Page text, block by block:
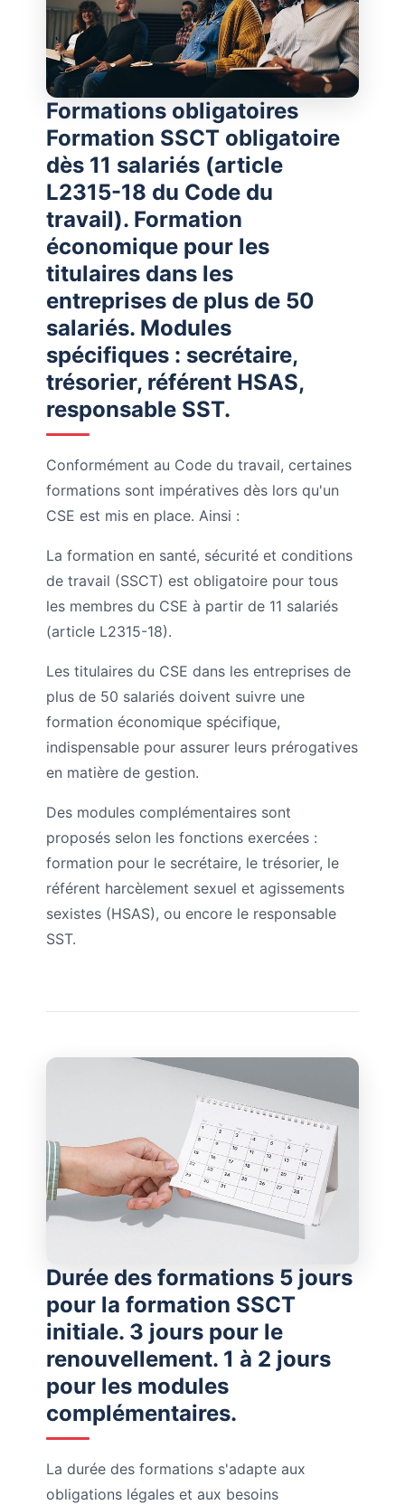
Formations obligatoires
Formation SSCT obligatoire
dès 11 salariés (article
L2315-18 du Code du
travail). Formation
économique pour les
titulaires dans les
entreprises de plus de 50
salariés. Modules
spécifiques : secrétaire,
trésorier, référent HSAS,
responsable SST.
Conformément au Code du travail, certaines
formations sont impératives dès lors qu'un
CSE est mis en place. Ainsi :
La formation en santé, sécurité et conditions
de travail (SSCT) est obligatoire pour tous
les membres du CSE à partir de 11 salariés
(article L2315-18).
Les titulaires du CSE dans les entreprises de
plus de 50 salariés doivent suivre une
formation économique spécifique,
indispensable pour assurer leurs prérogatives
en matière de gestion.
Des modules complémentaires sont
proposés selon les fonctions exercées :
formation pour le secrétaire, le trésorier, le
référent harcèlement sexuel et agissements
sexistes (HSAS), ou encore le responsable
SST.
Durée des formations 5 jours
pour la formation SSCT
initiale. 3 jours pour le
renouvellement. 1 à 2 jours
pour les modules
complémentaires.
La durée des formations s'adapte aux
obligations légales et aux besoins